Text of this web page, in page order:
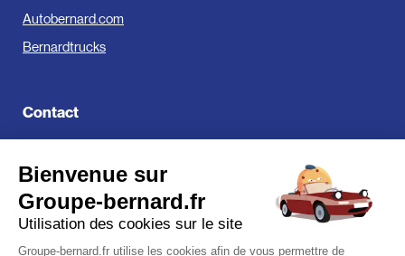
Autobernard.com
Bernardtrucks
Contact
519, Avenue de Parme
Bienvenue sur
Groupe-bernard.fr
Utilisation des cookies sur le site
Groupe-bernard.fr utilise les cookies afin de vous permettre de